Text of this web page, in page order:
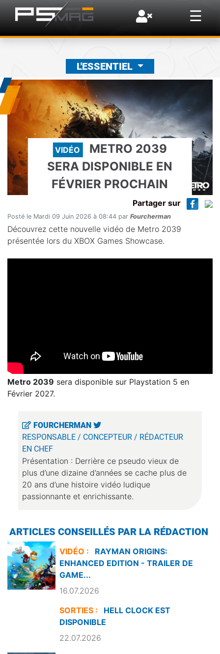
☰
×
L'ESSENTIEL
VIDÉO
METRO 2039
SERA DISPONIBLE EN
FÉVRIER PROCHAIN
Partager sur
Posté le Mardi 09 Juin 2026 à 08:44 par Fourcherman
Découvrez cette nouvelle vidéo de Metro 2039
présentée lors du XBOX Games Showcase.
Metro 2039 sera disponible sur Playstation 5 en
Février 2027.
FOURCHERMAN
RESPONSABLE / CONCEPTEUR / RÉDACTEUR
EN CHEF
Présentation : Derrière ce pseudo vieux de
plus d’une dizaine d’années se cache plus de
20 ans d’une histoire vidéo ludique
passionnante et enrichissante.
ARTICLES CONSEILLÉS PAR LA RÉDACTION
VIDÉO :
RAYMAN ORIGINS:
ENHANCED EDITION - TRAILER DE
GAME...
16.07.2026
SORTIES :
HELL CLOCK EST
DISPONIBLE
22.07.2026